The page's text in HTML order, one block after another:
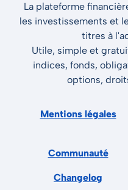
La plateforme
les investissements et
titres à
Utile, simple et
indices, fonds,
options,
Mentions légales
Communauté
Changelog